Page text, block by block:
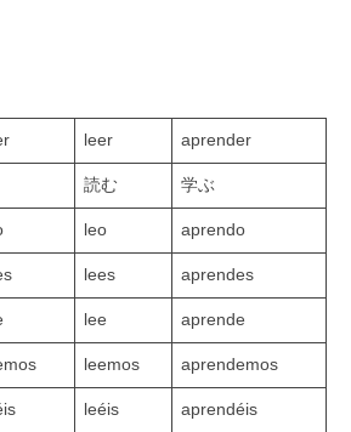
leer aprender
読む 学ぶ
leo aprendo
lees aprendes
lee aprende
leemos aprendemos
leéis aprendéis